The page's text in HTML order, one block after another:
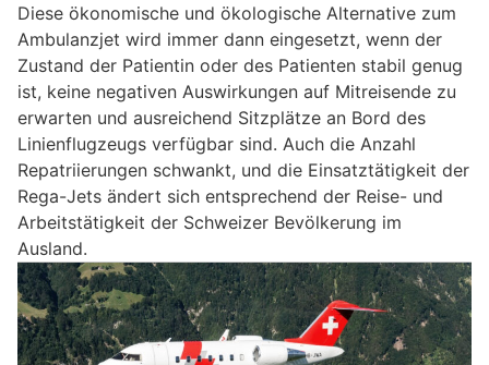
Diese ökonomische und ökologische Alternative zum
Ambulanzjet wird immer dann eingesetzt, wenn der
Zustand der Patientin oder des Patienten stabil genug
ist, keine negativen Auswirkungen auf Mitreisende zu
erwarten und ausreichend Sitzplätze an Bord des
Linienflugzeugs verfügbar sind. Auch die Anzahl
Repatriierungen schwankt, und die Einsatztätigkeit der
Rega-Jets ändert sich entsprechend der Reise- und
Arbeitstätigkeit der Schweizer Bevölkerung im
Ausland.